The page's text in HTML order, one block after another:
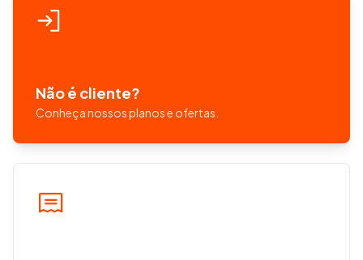
Não é cliente?
Conheça nossos planos e ofertas.